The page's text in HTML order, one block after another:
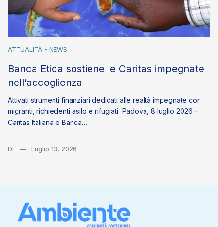
ATTUALITÀ - NEWS
Banca Etica sostiene le Caritas impegnate
nell’accoglienza
Attivati strumenti finanziari dedicati alle realtà impegnate con
migranti, richiedenti asilo e rifugiati Padova, 8 luglio 2026 –
Caritas Italiana e Banca…
Di Luglio 13, 2026